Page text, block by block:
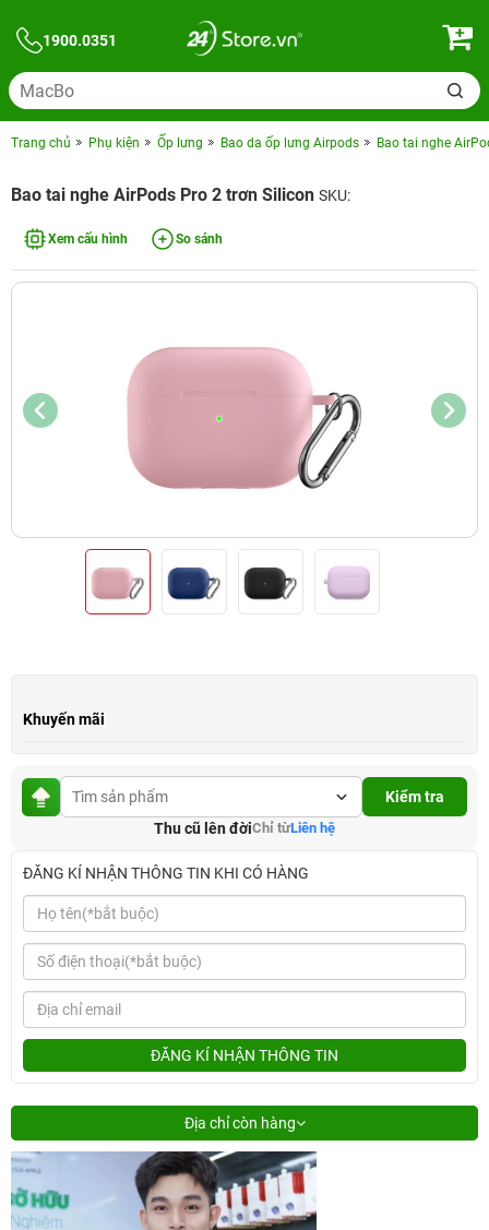
1900.0351
Trang chủ Phụ kiện Ốp lưng Bao da ốp lưng Airpods Bao tai nghe
Bao tai nghe AirPods Pro 2 trơn Silicon SKU:
Xem cấu hình So sánh
Khuyến mãi
Kiểm tra
Thu cũ lên đờiChỉ từLiên hệ
ĐĂNG KÍ NHẬN THÔNG TIN KHI CÓ HÀNG
ĐĂNG KÍ NHẬN THÔNG TIN
Địa chỉ còn hàng